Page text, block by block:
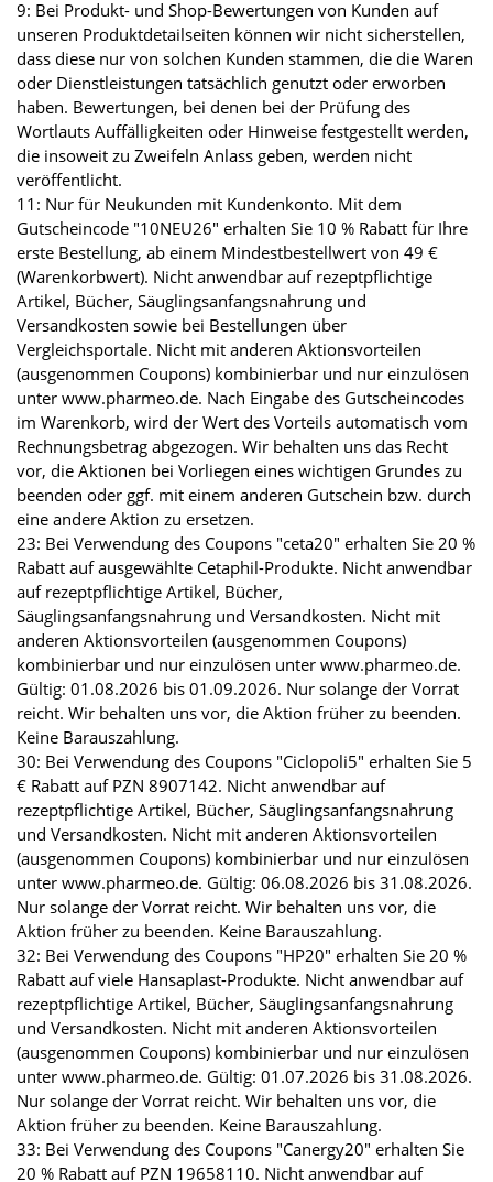
9: Bei Produkt- und Shop-Bewertungen von Kunden auf
unseren Produktdetailseiten können wir nicht sicherstellen,
dass diese nur von solchen Kunden stammen, die die Waren
oder Dienstleistungen tatsächlich genutzt oder erworben
haben. Bewertungen, bei denen bei der Prüfung des
Wortlauts Auffälligkeiten oder Hinweise festgestellt werden,
die insoweit zu Zweifeln Anlass geben, werden nicht
veröffentlicht.
11: Nur für Neukunden mit Kundenkonto. Mit dem
Gutscheincode "10NEU26" erhalten Sie 10 % Rabatt für Ihre
erste Bestellung, ab einem Mindestbestellwert von 49 €
(Warenkorbwert). Nicht anwendbar auf rezeptpflichtige
Artikel, Bücher, Säuglingsanfangsnahrung und
Versandkosten sowie bei Bestellungen über
Vergleichsportale. Nicht mit anderen Aktionsvorteilen
(ausgenommen Coupons) kombinierbar und nur einzulösen
unter www.pharmeo.de. Nach Eingabe des Gutscheincodes
im Warenkorb, wird der Wert des Vorteils automatisch vom
Rechnungsbetrag abgezogen. Wir behalten uns das Recht
vor, die Aktionen bei Vorliegen eines wichtigen Grundes zu
beenden oder ggf. mit einem anderen Gutschein bzw. durch
eine andere Aktion zu ersetzen.
23: Bei Verwendung des Coupons "ceta20" erhalten Sie 20 %
Rabatt auf ausgewählte Cetaphil-Produkte. Nicht anwendbar
auf rezeptpflichtige Artikel, Bücher,
Säuglingsanfangsnahrung und Versandkosten. Nicht mit
anderen Aktionsvorteilen (ausgenommen Coupons)
kombinierbar und nur einzulösen unter www.pharmeo.de.
Gültig: 01.08.2026 bis 01.09.2026. Nur solange der Vorrat
reicht. Wir behalten uns vor, die Aktion früher zu beenden.
Keine Barauszahlung.
30: Bei Verwendung des Coupons "Ciclopoli5" erhalten Sie 5
€ Rabatt auf PZN 8907142. Nicht anwendbar auf
rezeptpflichtige Artikel, Bücher, Säuglingsanfangsnahrung
und Versandkosten. Nicht mit anderen Aktionsvorteilen
(ausgenommen Coupons) kombinierbar und nur einzulösen
unter www.pharmeo.de. Gültig: 06.08.2026 bis 31.08.2026.
Nur solange der Vorrat reicht. Wir behalten uns vor, die
Aktion früher zu beenden. Keine Barauszahlung.
32: Bei Verwendung des Coupons "HP20" erhalten Sie 20 %
Rabatt auf viele Hansaplast-Produkte. Nicht anwendbar auf
rezeptpflichtige Artikel, Bücher, Säuglingsanfangsnahrung
und Versandkosten. Nicht mit anderen Aktionsvorteilen
(ausgenommen Coupons) kombinierbar und nur einzulösen
unter www.pharmeo.de. Gültig: 01.07.2026 bis 31.08.2026.
Nur solange der Vorrat reicht. Wir behalten uns vor, die
Aktion früher zu beenden. Keine Barauszahlung.
33: Bei Verwendung des Coupons "Canergy20" erhalten Sie
20 % Rabatt auf PZN 19658110. Nicht anwendbar auf